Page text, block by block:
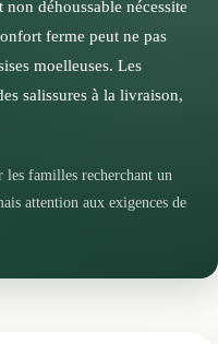
faire évoluer votre
sans
non déhoussable nécessite
ferme peut ne pas
moelleuses. Les
salissures à la livraison,
familles recherchant un
attention aux exigences de